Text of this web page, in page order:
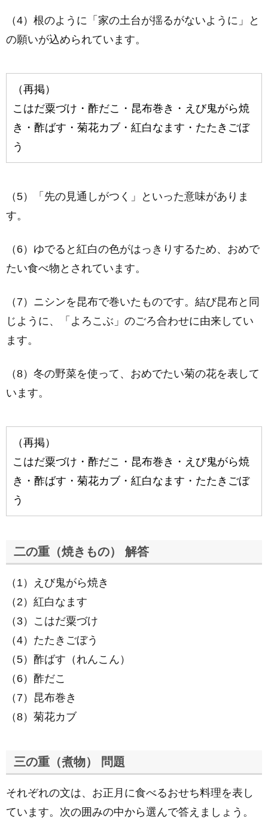
（4）根のように「家の土台が揺るがないように」と
の願いが込められています。
（再掲）
こはだ粟づけ・酢だこ・昆布巻き・えび鬼がら焼
き・酢ばす・菊花カブ・紅白なます・たたきごぼ
う
（5）「先の見通しがつく」といった意味がありま
す。
（6）ゆでると紅白の色がはっきりするため、おめで
たい食べ物とされています。
（7）ニシンを昆布で巻いたものです。結び昆布と同
じように、「よろこぶ」のごろ合わせに由来してい
ます。
（8）冬の野菜を使って、おめでたい菊の花を表して
います。
（再掲）
こはだ粟づけ・酢だこ・昆布巻き・えび鬼がら焼
き・酢ばす・菊花カブ・紅白なます・たたきごぼ
う
二の重（焼きもの） 解答
（1）えび鬼がら焼き
（2）紅白なます
（3）こはだ粟づけ
（4）たたきごぼう
（5）酢ばす（れんこん）
（6）酢だこ
（7）昆布巻き
（8）菊花カブ
三の重（煮物） 問題
それぞれの文は、お正月に食べるおせち料理を表し
ています。次の囲みの中から選んで答えましょう。